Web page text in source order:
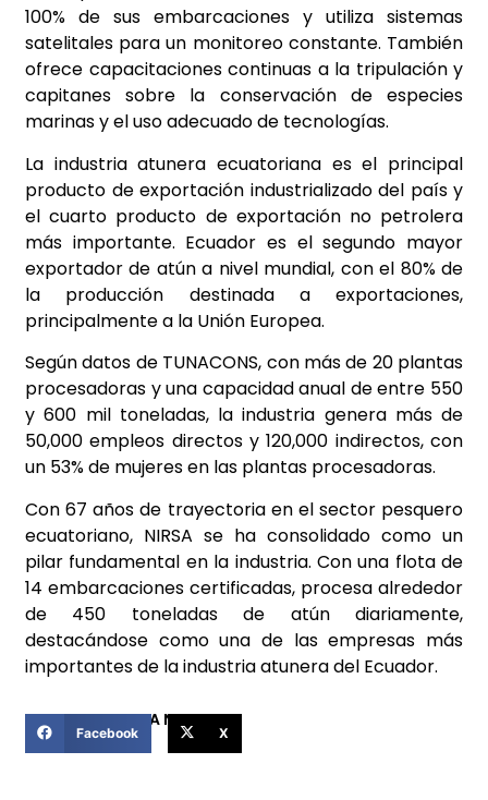
100% de sus embarcaciones y utiliza sistemas
satelitales para un monitoreo constante. También
ofrece capacitaciones continuas a la tripulación y
capitanes sobre la conservación de especies
marinas y el uso adecuado de tecnologías.
La industria atunera ecuatoriana es el principal
producto de exportación industrializado del país y
el cuarto producto de exportación no petrolera
más importante. Ecuador es el segundo mayor
exportador de atún a nivel mundial, con el 80% de
la producción destinada a exportaciones,
principalmente a la Unión Europea.
Según datos de TUNACONS, con más de 20 plantas
procesadoras y una capacidad anual de entre 550
y 600 mil toneladas, la industria genera más de
50,000 empleos directos y 120,000 indirectos, con
un 53% de mujeres en las plantas procesadoras.
Con 67 años de trayectoria en el sector pesquero
ecuatoriano, NIRSA se ha consolidado como un
pilar fundamental en la industria. Con una flota de
14 embarcaciones certificadas, procesa alrededor
de 450 toneladas de atún diariamente,
destacándose como una de las empresas más
importantes de la industria atunera del Ecuador.
COMPARTIR ESTA NOTICIA
Facebook X